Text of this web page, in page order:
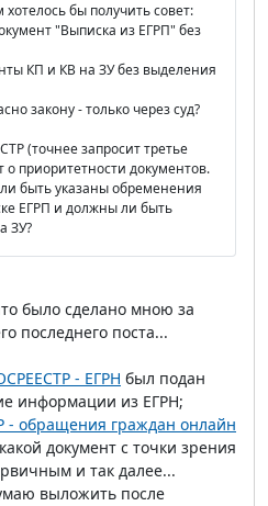
бы получить совет:
"Выписка из ЕГРП" без
КП и КВ на ЗУ без выделения
закону - только через суд?
(точнее запросит третье
приоритетности документов.
быть указаны обременения
ЕГРП и должны ли быть
ЗУ?
было сделано мною за
последнего поста...
- ЕГРН был подан
информации из ЕГРН;
- обращения граждан онлайн
документ с точки зрения
и так далее...
выложить после